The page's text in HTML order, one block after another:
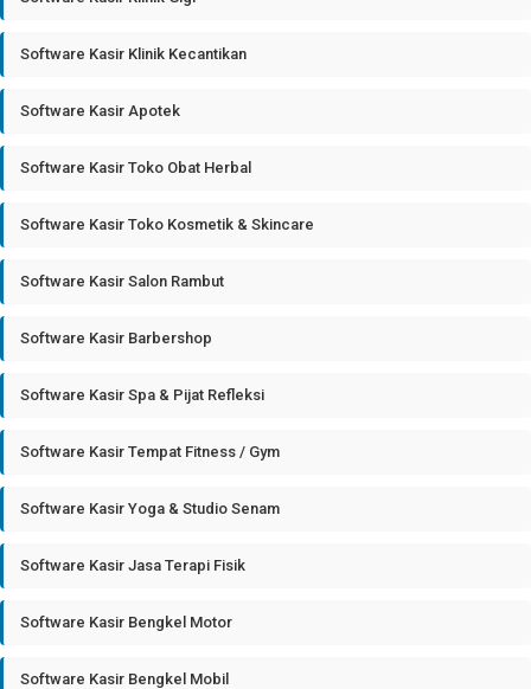
Software Kasir Klinik Kecantikan
Software Kasir Apotek
Software Kasir Toko Obat Herbal
Software Kasir Toko Kosmetik & Skincare
Software Kasir Salon Rambut
Software Kasir Barbershop
Software Kasir Spa & Pijat Refleksi
Software Kasir Tempat Fitness / Gym
Software Kasir Yoga & Studio Senam
Software Kasir Jasa Terapi Fisik
Software Kasir Bengkel Motor
Software Kasir Bengkel Mobil